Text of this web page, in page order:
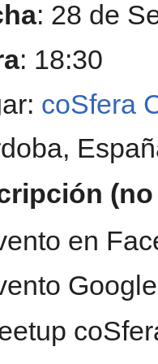
: 28 de
: 18:30
coSfera
en